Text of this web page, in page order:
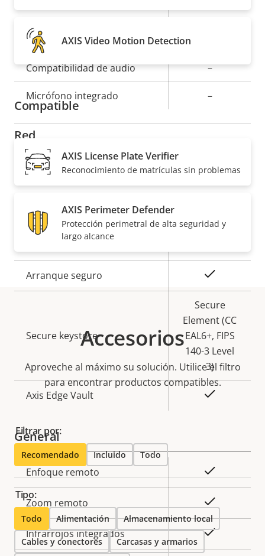
Audio
Descripción
de
propiedad
Valor de
la
propiedad
Compatibilidad de audio –
Micrófono integrado –
Red
Descripción
de
Valor de
la
Clase de PoE 4
Seguridad
Descripción
de
propiedad
Valor de
la
Sistema operativo firmado
Arranque seguro
Secure keystore
Secure
Element (CC
EAL6+, FIPS
140-3 Level
3)
Axis Edge Vault
General
Descripción
de
propiedad
la
Enfoque remoto
Zoom remoto
Infrarrojos integrados Sí
AXIS Video Motion Detection
Compatible
AXIS License Plate Verifier
Reconocimiento de matrículas sin problemas
AXIS Perimeter Defender
Protección perimetral de alta seguridad y
largo alcance
Accesorios
Aproveche al máximo su solución. Utilice el filtro
para encontrar productos compatibles.
Filtrar por:
Recomendado Incluido Todo
Tipo:
Todo Alimentación Almacenamiento local
Cables y conectores Carcasas y armarios